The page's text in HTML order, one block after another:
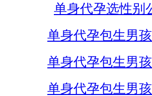
单身代孕选性别
单身代孕包生男
单身代孕包生男
单身代孕包生男